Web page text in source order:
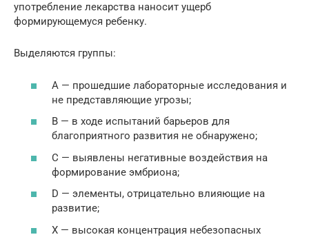
употребление лекарства наносит ущерб
формирующемуся ребенку.
Выделяются группы:
A — прошедшие лабораторные исследования и
не представляющие угрозы;
B — в ходе испытаний барьеров для
благоприятного развития не обнаружено;
C — выявлены негативные воздействия на
формирование эмбриона;
D — элементы, отрицательно влияющие на
развитие;
X — высокая концентрация небезопасных